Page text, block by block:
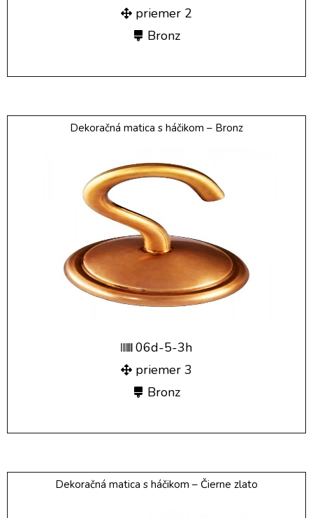
priemer 2
Bronz
Dekoračná matica s háčikom – Bronz
06d-5-3h
priemer 3
Bronz
Dekoračná matica s háčikom – Čierne zlato